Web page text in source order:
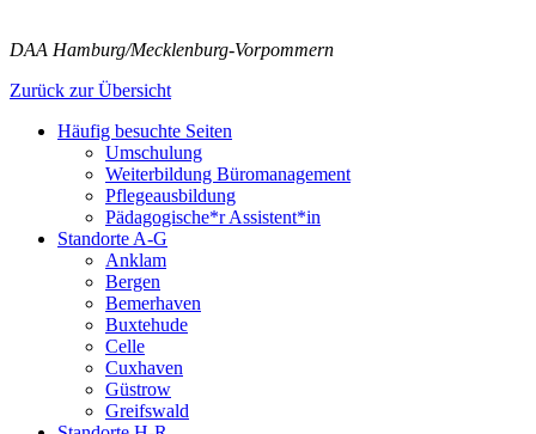
DAA Hamburg/Mecklenburg-Vorpommern
Zurück zur Übersicht
Häufig besuchte Seiten
Umschulung
Weiterbildung Büromanagement
Pflegeausbildung
Pädagogische*r Assistent*in
Standorte A-G
Anklam
Bergen
Bemerhaven
Buxtehude
Celle
Cuxhaven
Güstrow
Greifswald